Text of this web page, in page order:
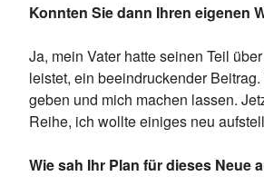
Konnten Sie dann Ihren eigenen
Ja, mein Va­ter hat­te sei­nen Teil
leis­tet, ein be­ein­dru­cken­der
ge­ben und mich ma­chen las­sen.
Rei­he, ich woll­te ei­ni­ges neu
Wie sah Ihr Plan für dieses Neue